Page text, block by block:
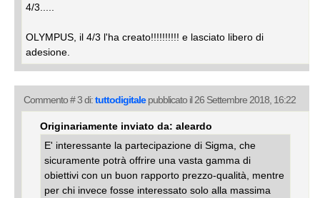
4/3.....
OLYMPUS, il 4/3 l'ha creato!!!!!!!!!! e lasciato libero di
adesione.
Commento # 3 di:tuttodigitalepubblicato il 26 Settembre 2018, 16:22
Originariamente inviato da: aleardo
E' interessante la partecipazione di Sigma, che
sicuramente potrà offrire una vasta gamma di
obiettivi con un buon rapporto prezzo-qualità, mentre
per chi invece fosse interessato solo alla massima